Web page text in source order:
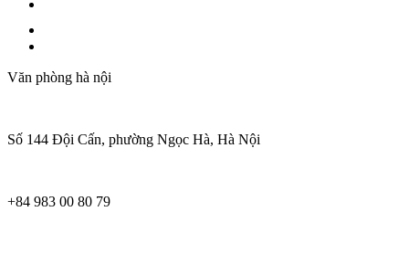
Văn phòng hà nội
Số 144 Đội Cấn, phường Ngọc Hà, Hà Nội
+84 983 00 80 79